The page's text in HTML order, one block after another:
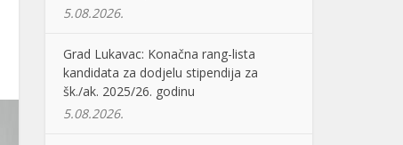
5.08.2026.
Grad Lukavac: Konačna rang-lista
kandidata za dodjelu stipendija za
šk./ak. 2025/26. godinu
5.08.2026.